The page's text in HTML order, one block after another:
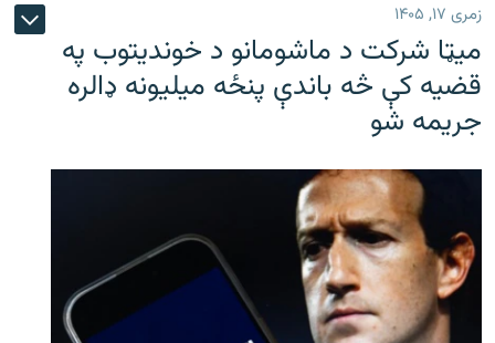
زمری ۱۷, ۱۴۰۵
میټا شرکت د ماشومانو د خوندیتوب په
قضیه کې څه باندې پنځه میلیونه ډالره
جریمه شو